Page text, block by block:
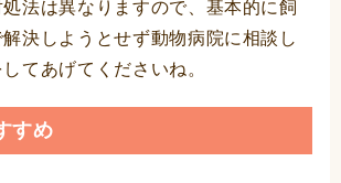
法は異なりますので、基本的に飼
決しようとせず動物病院に相談し
てあげてくださいね。
すめ